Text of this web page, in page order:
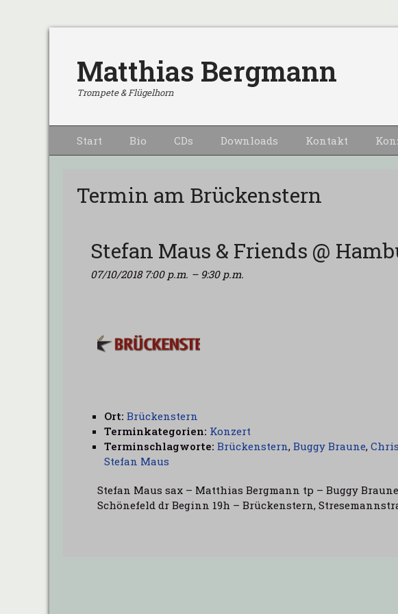
Matthias Bergmann
Trompete & Flügelhorn
Primärmenu
zum
Start Bio CDs Downloads Kontakt
Termin am Brückenstern
Stefan Maus & Friends @
07/10/2018 7:00 p.m. – 9:30 p.m.
Ort: Brückenstern
Terminkategorien: Konzert
Terminschlagworte: Brückenstern, Buggy Braune,
Stefan Maus
Stefan Maus sax – Matthias Bergmann tp – Buggy
Schönefeld dr Beginn 19h – Brückenstern,